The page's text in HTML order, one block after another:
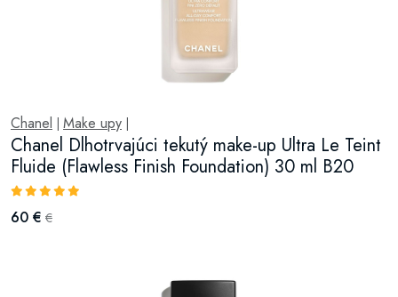
Chanel Make upy
Chanel Dlhotrvajúci tekutý make-up Ultra Le Teint
Fluide (Flawless Finish Foundation) 30 ml B20
60 € €